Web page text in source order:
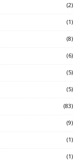
(2)
(1)
(8)
(6)
(5)
(5)
(83)
(9)
(1)
(1)